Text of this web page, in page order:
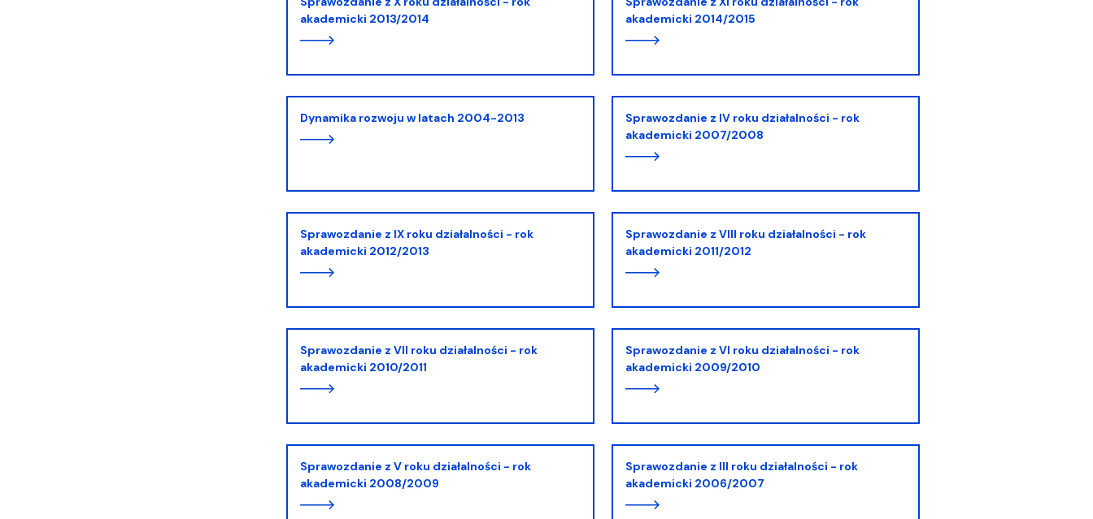
akademicki 2013/2014
akademicki 2014/2015
Dynamika rozwoju w latach 2004-2013
Sprawozdanie z IV roku działalności - rok
akademicki 2007/2008
Sprawozdanie z IX roku działalności - rok
akademicki 2012/2013
Sprawozdanie z VIII roku działalności - rok
akademicki 2011/2012
Sprawozdanie z VII roku działalności - rok
akademicki 2010/2011
Sprawozdanie z VI roku działalności - rok
akademicki 2009/2010
Sprawozdanie z V roku działalności - rok
akademicki 2008/2009
Sprawozdanie z III roku działalności - rok
akademicki 2006/2007